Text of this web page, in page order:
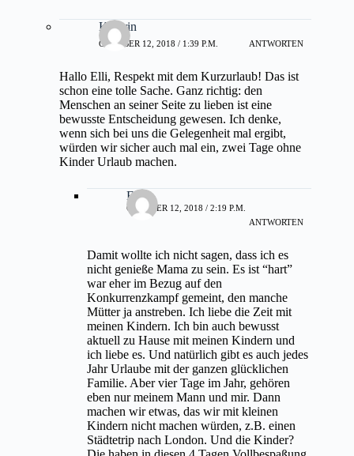
Kathrin
OKTOBER 12, 2018 / 1:39 P.M. ANTWORTEN
Hallo Elli, Respekt mit dem Kurzurlaub! Das ist
schon eine tolle Sache. Ganz richtig: den
Menschen an seiner Seite zu lieben ist eine
bewusste Entscheidung gewesen. Ich denke,
wenn sich bei uns die Gelegenheit mal ergibt,
würden wir sicher auch mal ein, zwei Tage ohne
Kinder Urlaub machen.
Elli
OKTOBER 12, 2018 / 2:19 P.M.
ANTWORTEN
Damit wollte ich nicht sagen, dass ich es
nicht genieße Mama zu sein. Es ist “hart”
war eher im Bezug auf den
Konkurrenzkampf gemeint, den manche
Mütter ja anstreben. Ich liebe die Zeit mit
meinen Kindern. Ich bin auch bewusst
aktuell zu Hause mit meinen Kindern und
ich liebe es. Und natürlich gibt es auch jedes
Jahr Urlaube mit der ganzen glücklichen
Familie. Aber vier Tage im Jahr, gehören
eben nur meinem Mann und mir. Dann
machen wir etwas, das wir mit kleinen
Kindern nicht machen würden, z.B. einen
Städtetrip nach London. Und die Kinder?